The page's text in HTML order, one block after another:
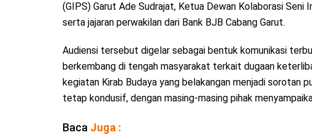
(GIPS) Garut Ade Sudrajat, Ketua Dewan Kolaborasi Seni
serta jajaran perwakilan dari Bank BJB Cabang Garut.
Audiensi tersebut digelar sebagai bentuk komunikasi
berkembang di tengah masyarakat terkait dugaan
kegiatan Kirab Budaya yang belakangan menjadi sorotan
tetap kondusif, dengan masing-masing pihak
Baca Juga :